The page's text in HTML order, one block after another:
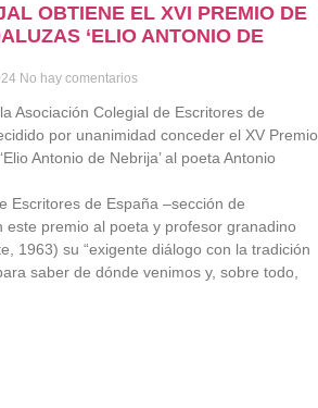
OBTIENE EL XVI PREMIO DE
‘ELIO ANTONIO DE
No hay comentarios
Asociación Colegial de Escritores de
por unanimidad conceder el XV Premio
Antonio de Nebrija’ al poeta Antonio
Escritores de España –sección de
este premio al poeta y profesor granadino
1963) su “exigente diálogo con la tradición
saber de dónde venimos y, sobre todo,